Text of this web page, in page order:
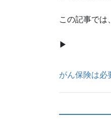
この記事では
▶
がん保険は必